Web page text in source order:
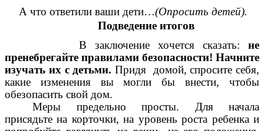
А что ответили ваши дети…(Опросить детей).
Подведение итогов
В заключение хочется сказать: не
пренебрегайте правилами безопасности! Начните
изучать их с детьми. Придя домой, спросите себя,
какие изменения вы могли бы внести, чтобы
обезопасить свой дом.
Меры предельно просты. Для начала
присядьте на корточки, на уровень роста ребенка и